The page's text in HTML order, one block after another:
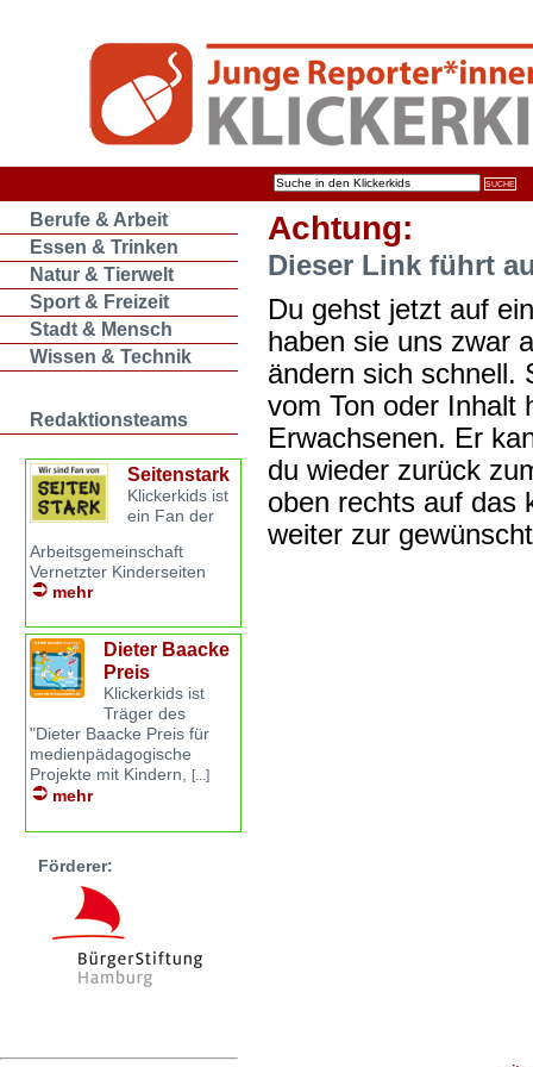
Berufe & Arbeit
Essen & Trinken
Natur & Tierwelt
Sport & Freizeit
Stadt & Mensch
Wissen & Technik
Redaktionsteams
Seitenstark
Klickerkids ist
ein Fan der
Arbeitsgemeinschaft
Vernetzter Kinderseiten
mehr
Dieter Baacke
Preis
Klickerkids ist
Träger des
"Dieter Baacke Preis für
medienpädagogische
Projekte mit Kindern, [...]
mehr
Förderer:
Achtung:
Dieser Link führt
Du gehst jetzt auf
haben sie uns zwar
ändern sich schnell.
vom Ton oder Inhalt
Erwachsenen. Er
du wieder zurück
oben rechts auf das
weiter zur